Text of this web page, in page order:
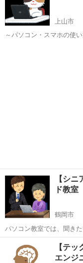
上山市
～パソコン・スマホの使い方でお困り
【シ
ド教室
鶴岡市
パソコン教室では、聞き
ると思います そんな方向
丁寧にお教えいたします
宅へお伺いします。 パソ
パソ
【テ
エンジ